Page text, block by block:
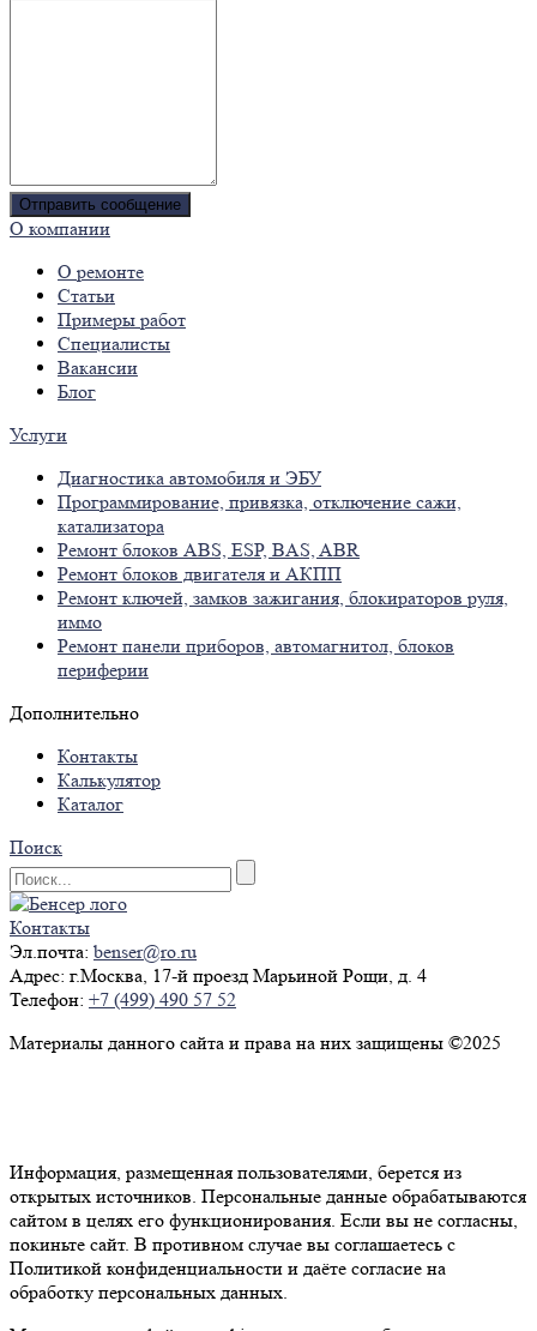
Отправить сообщение
О компании
О ремонте
Статьи
Примеры работ
Специалисты
Вакансии
Блог
Услуги
Диагностика автомобиля и ЭБУ
Программирование, привязка, отключение сажи,
катализатора
Ремонт блоков ABS, ESP, BAS, ABR
Ремонт блоков двигателя и АКПП
Ремонт ключей, замков зажигания, блокираторов руля,
иммо
Ремонт панели приборов, автомагнитол, блоков
периферии
Дополнительно
Контакты
Калькулятор
Каталог
Поиск
Контакты
Эл.почта: benser@ro.ru
Адрес: г.Москва, 17-й проезд Марьиной Рощи, д. 4
Телефон: +7 (499) 490 57 52
Материалы данного сайта и права на них защищены ©2025
Информация, размещенная пользователями, берется из
открытых источников. Персональные данные обрабатываются
сайтом в целях его функционирования. Если вы не согласны,
покиньте сайт. В противном случае вы соглашаетесь с
Политикой конфиденциальности и даёте согласие на
обработку персональных данных.